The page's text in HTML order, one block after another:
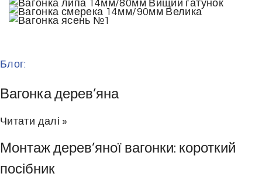
Блог:
Вагонка дерев’яна
Читати далі »
Монтаж дерев’яної вагонки: короткий
посібник